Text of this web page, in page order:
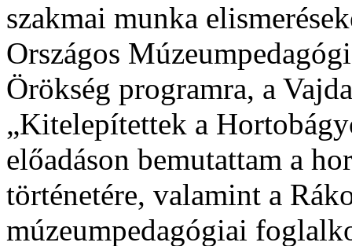
szakmai munka
Országos
Örökség programra, a
„Kitelepítettek a
előadáson bemutattam a
történetére, valamint a
múzeumpedagógiai